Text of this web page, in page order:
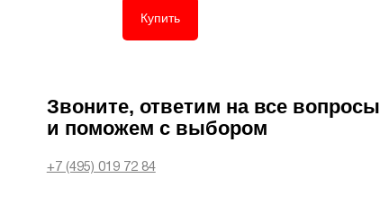
Купить
Звоните, ответим на все вопросы
и поможем с выбором
+7 (495) 019 72 84